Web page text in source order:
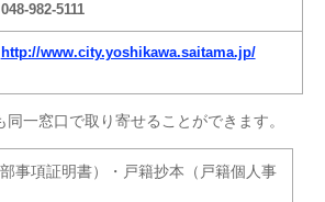
048-982-5111
http://www.city.yoshikawa.saitama.jp/
一窓口で取り寄せることができます。
事項証明書）・戸籍抄本（戸籍個人事